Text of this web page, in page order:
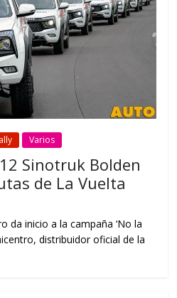
Varios
Sinotruk Bolden
de La Vuelta
da inicio a la campaña ‘No la
distribuidor oficial de la